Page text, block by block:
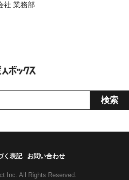
社 業務部
く表記 お問い合わせ
Inc. All Rights Reserved.